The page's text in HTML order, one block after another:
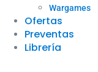
Wargames
Ofertas
Preventas
Librería